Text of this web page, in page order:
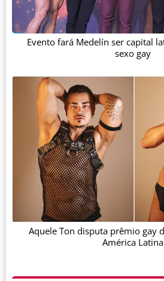
Evento fará Medelín ser capital
sexo gay
Aquele Ton disputa prêmio gay
América Latina